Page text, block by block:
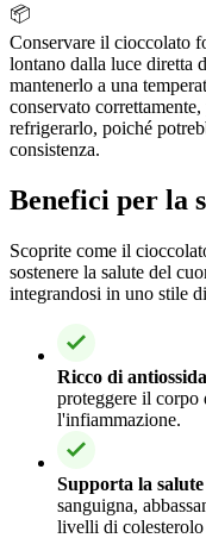
📦
Conservare il cioccolato
lontano dalla luce diretta
mantenerlo a una
conservato
refrigerarlo, poiché
consistenza.
Benefici per la
Scoprite come il
sostenere la salute del
integrandosi in uno stile
Ricco di
proteggere il
l'infiammazione.
Supporta la
sanguigna,
livelli di